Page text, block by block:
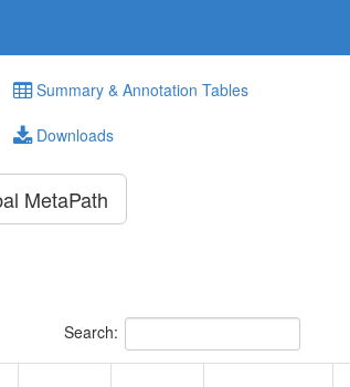
Summary & Annotation Tables
Downloads
MetaPath
Search: